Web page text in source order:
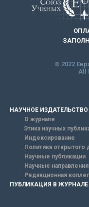
© 2022
All
НАУЧНОЕ ИЗДАТЕЛЬСТВО
О журнале
Этика научных
Индексирование
Политика открытого
Научные публикации
Научные
Редакционная
ПУБЛИКАЦИЯ В ЖУРНАЛЕ